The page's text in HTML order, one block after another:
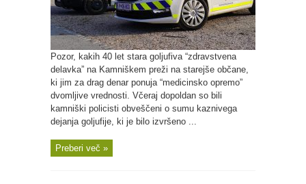
Pozor, kakih 40 let stara goljufiva “zdravstvena
delavka” na Kamniškem preži na starejše občane,
ki jim za drag denar ponuja “medicinsko opremo”
dvomljive vrednosti. Včeraj dopoldan so bili
kamniški policisti obveščeni o sumu kaznivega
dejanja goljufije, ki je bilo izvršeno ...
Preberi več »